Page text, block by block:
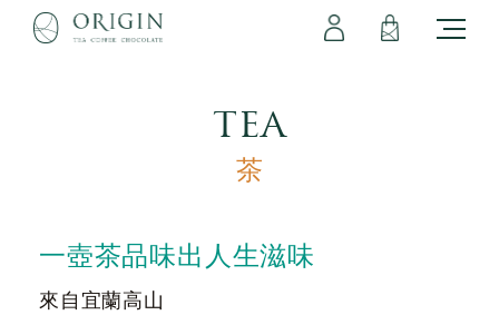
tea
茶
一壺茶品味出人生滋味
來自宜蘭高山